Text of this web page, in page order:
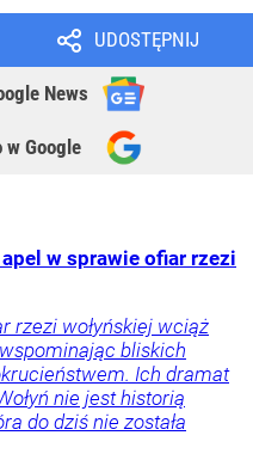
UDOSTĘPNIJ
News
w Google
w sprawie ofiar rzezi
rzezi wołyńskiej wciąż
bliskich
Ich dramat
nie jest historią
do dziś nie została